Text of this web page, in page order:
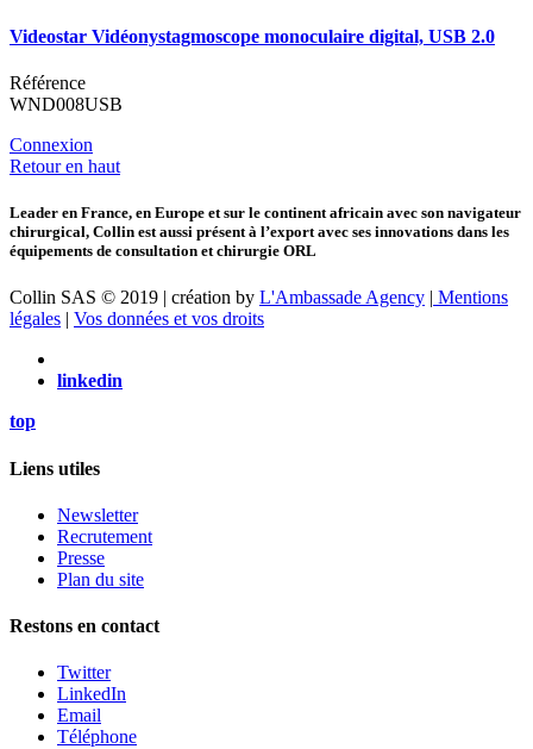
Videostar Vidéonystagmoscope monoculaire digital, USB 2.0
Référence
WND008USB
Connexion
Retour en haut
Leader en France, en Europe et sur le continent africain avec son navigateur
chirurgical, Collin est aussi présent à l’export avec ses innovations dans les
équipements de consultation et chirurgie ORL
Collin SAS © 2019 | création by L'Ambassade Agency | Mentions
légales | Vos données et vos droits
linkedin
top
Liens utiles
Newsletter
Recrutement
Presse
Plan du site
Restons en contact
Twitter
LinkedIn
Email
Téléphone